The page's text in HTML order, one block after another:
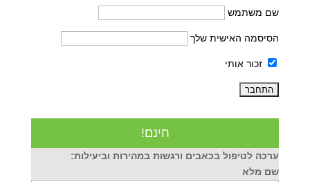
שם משתמש
הסיסמה האישית שלך
זכור אותי
חינם!
ערכה לטיפול בכאבים ורגשות במהירות וביעילות:
שם מלא